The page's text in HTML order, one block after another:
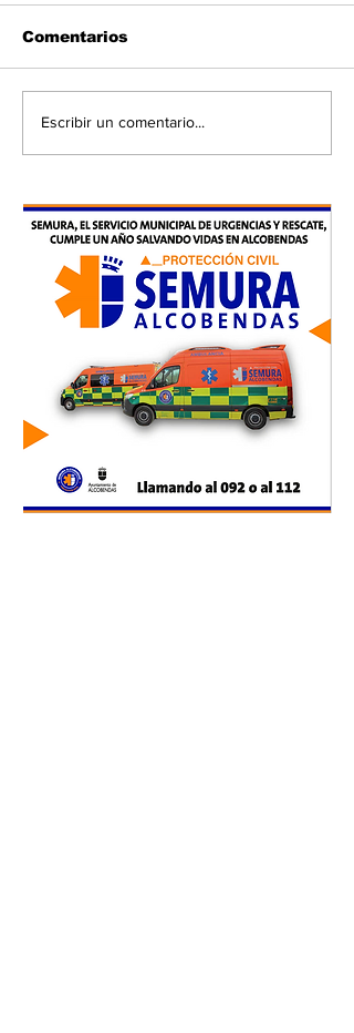
Comentarios
Escribir un comentario...